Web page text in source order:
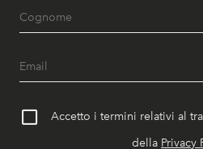
Accetto i termini relativi al
della Privacy